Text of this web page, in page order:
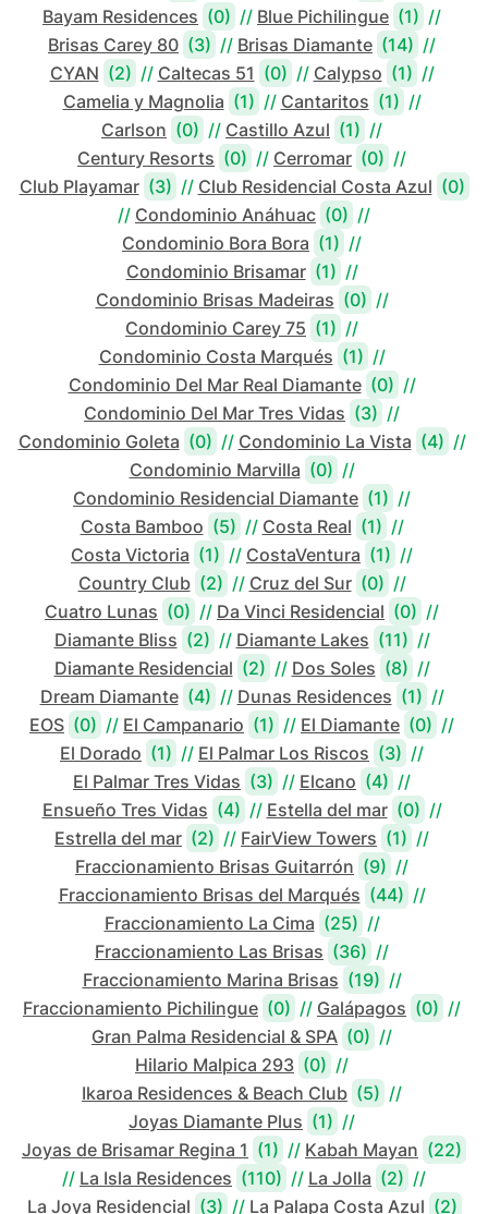
Bayam Residences (0) // Blue Pichilingue (1) //
Brisas Carey 80 (3) // Brisas Diamante (14) //
CYAN (2) // Caltecas 51 (0) // Calypso (1) //
Camelia y Magnolia (1) // Cantaritos (1) //
Carlson (0) // Castillo Azul (1) //
Century Resorts (0) // Cerromar (0) //
Club Playamar (3) // Club Residencial Costa Azul (0)
// Condominio Anáhuac (0) //
Condominio Bora Bora (1) //
Condominio Brisamar (1) //
Condominio Brisas Madeiras (0) //
Condominio Carey 75 (1) //
Condominio Costa Marqués (1) //
Condominio Del Mar Real Diamante (0) //
Condominio Del Mar Tres Vidas (3) //
Condominio Goleta (0) // Condominio La Vista (4) //
Condominio Marvilla (0) //
Condominio Residencial Diamante (1) //
Costa Bamboo (5) // Costa Real (1) //
Costa Victoria (1) // CostaVentura (1) //
Country Club (2) // Cruz del Sur (0) //
Cuatro Lunas (0) // Da Vinci Residencial (0) //
Diamante Bliss (2) // Diamante Lakes (11) //
Diamante Residencial (2) // Dos Soles (8) //
Dream Diamante (4) // Dunas Residences (1) //
EOS (0) // El Campanario (1) // El Diamante (0) //
El Dorado (1) // El Palmar Los Riscos (3) //
El Palmar Tres Vidas (3) // Elcano (4) //
Ensueño Tres Vidas (4) // Estella del mar (0) //
Estrella del mar (2) // FairView Towers (1) //
Fraccionamiento Brisas Guitarrón (9) //
Fraccionamiento Brisas del Marqués (44) //
Fraccionamiento La Cima (25) //
Fraccionamiento Las Brisas (36) //
Fraccionamiento Marina Brisas (19) //
Fraccionamiento Pichilingue (0) // Galápagos (0) //
Gran Palma Residencial & SPA (0) //
Hilario Malpica 293 (0) //
Ikaroa Residences & Beach Club (5) //
Joyas Diamante Plus (1) //
Joyas de Brisamar Regina 1 (1) // Kabah Mayan (22)
// La Isla Residences (110) // La Jolla (2) //
La Joya Residencial (3) // La Palapa Costa Azul (2)